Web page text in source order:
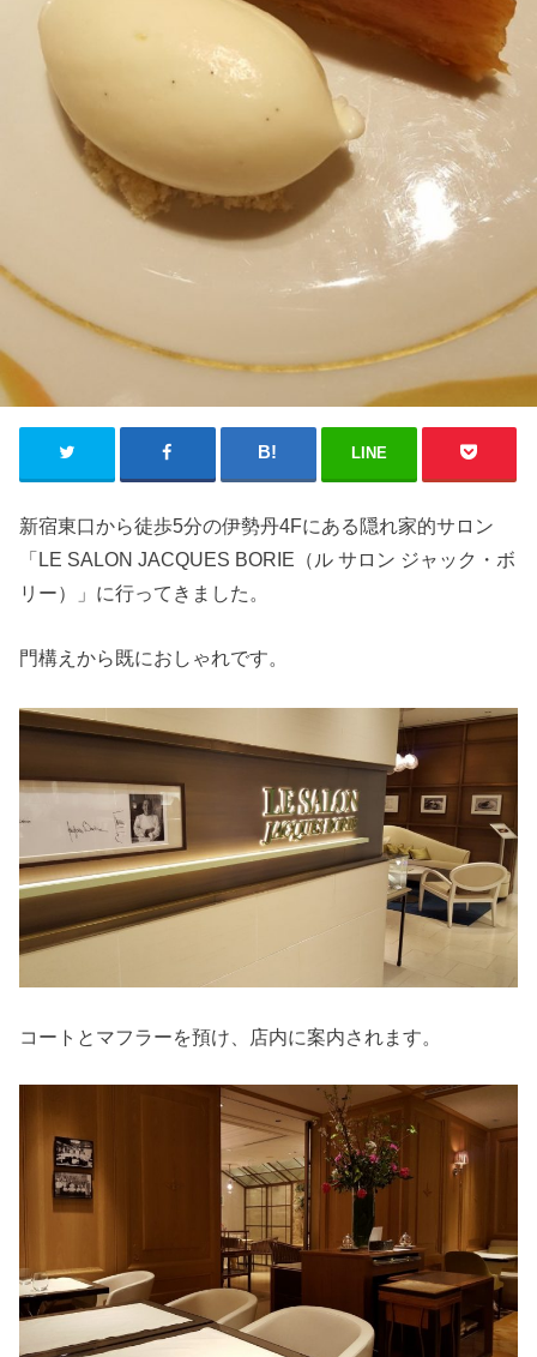
LINE
新宿東口から徒歩5分の伊勢丹4Fにある隠れ家的サロン
「LE SALON JACQUES BORIE（ル サロン ジャック・ボ
リー）」に行ってきました。
門構えから既におしゃれです。
コートとマフラーを預け、店内に案内されます。